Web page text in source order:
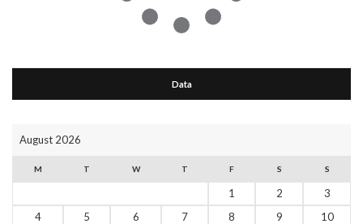
Data
August 2026
M T W T F S S
1 2
3
4
5 6 7 8 9
10